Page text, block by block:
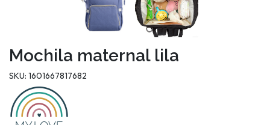
Mochila maternal lila
SKU: 1601667817682